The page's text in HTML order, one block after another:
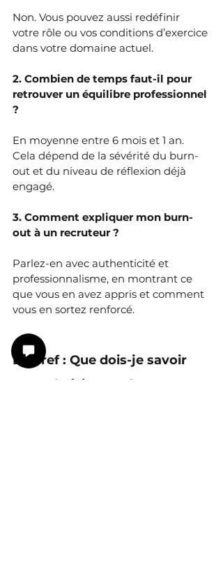
Non. Vous pouvez aussi redéfinir
votre rôle ou vos conditions d’exercice
dans votre domaine actuel.
2. Combien de temps faut-il pour
retrouver un équilibre professionnel
?
En moyenne entre 6 mois et 1 an.
Cela dépend de la sévérité du burn-
out et du niveau de réflexion déjà
engagé.
3. Comment expliquer mon burn-
out à un recruteur ?
Parlez-en avec authenticité et
professionnalisme, en montrant ce
que vous en avez appris et comment
vous en sortez renforcé.
En bref : Que dois-je savoir
pour choisir mon futur